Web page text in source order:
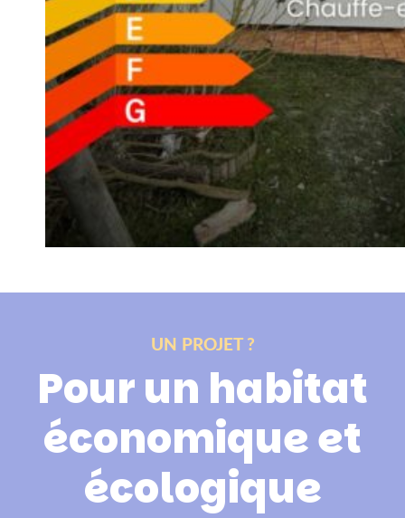
UN PROJET ?
Pour un habitat
économique et
écologique